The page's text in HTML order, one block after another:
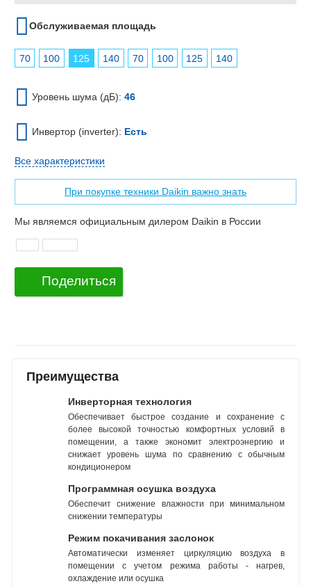
Обслуживаемая площадь
70 100 125 140 70 100 125 140
Уровень шума (дБ): 46
Инвертор (inverter): Есть
Все характеристики
При покупке техники Daikin важно знать
Мы являемся официальным дилером Daikin в России
Поделиться
Преимущества
Инверторная технология
Обеспечивает быстрое создание и сохранение с
более высокой точностью комфортных условий в
помещении, а также экономит электроэнергию и
снижает уровень шума по сравнению с обычным
кондиционером
Программная осушка воздуха
Обеспечит снижение влажности при минимальном
снижении температуры
Режим покачивания заслонок
Автоматически изменяет циркуляцию воздуха в
помещении с учетом режима работы - нагрев,
охлаждение или осушка